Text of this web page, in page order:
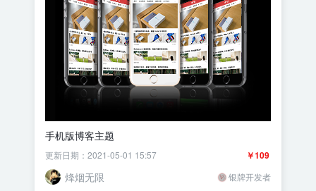
手机版博客主题
￥109
更新日期：2021-05-01 15:57
烽烟无限 银牌开发者